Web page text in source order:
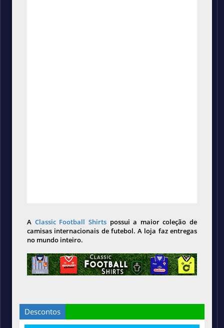
A Classic Football Shirts possui a maior coleção de
camisas internacionais de futebol. A loja faz entregas
no mundo inteiro.
Descontos